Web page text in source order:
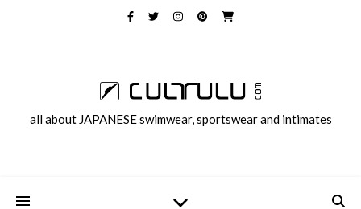
all about JAPANESE swimwear, sportswear and intimates